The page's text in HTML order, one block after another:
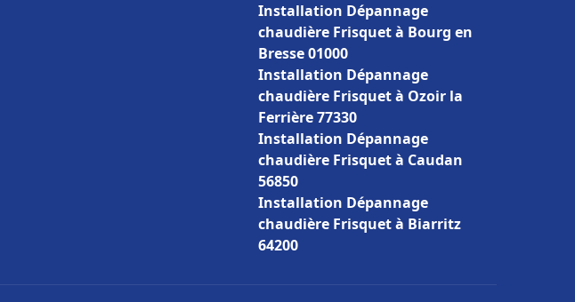
Installation Dépannage
chaudière Frisquet à Bourg en
Bresse 01000
Installation Dépannage
chaudière Frisquet à Ozoir la
Ferrière 77330
Installation Dépannage
chaudière Frisquet à Caudan
56850
Installation Dépannage
chaudière Frisquet à Biarritz
64200